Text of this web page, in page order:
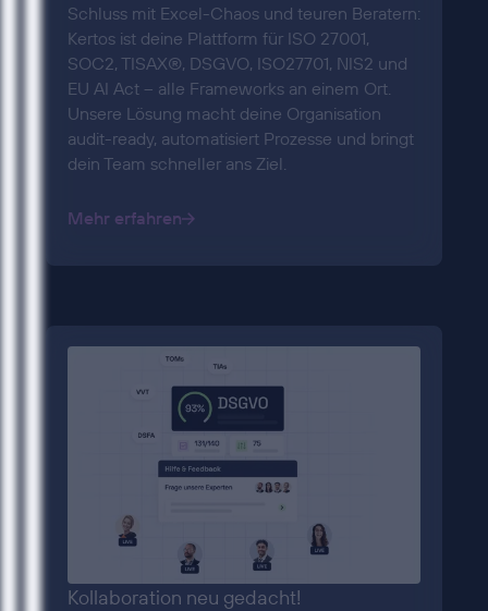
Schluss mit Excel-Chaos und teuren Beratern:
Kertos ist deine Plattform für ISO 27001,
SOC2, TISAX®, DSGVO, ISO27701, NIS2 und
EU AI Act – alle Frameworks an einem Ort.
Unsere Lösung macht deine Organisation
audit-ready, automatisiert Prozesse und bringt
dein Team schneller ans Ziel.
Mehr erfahren
Kollaboration neu gedacht!